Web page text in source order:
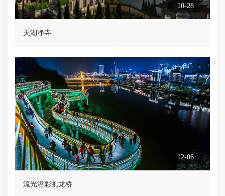
10-28
天湖净寺
12-06
流光溢彩虬龙桥